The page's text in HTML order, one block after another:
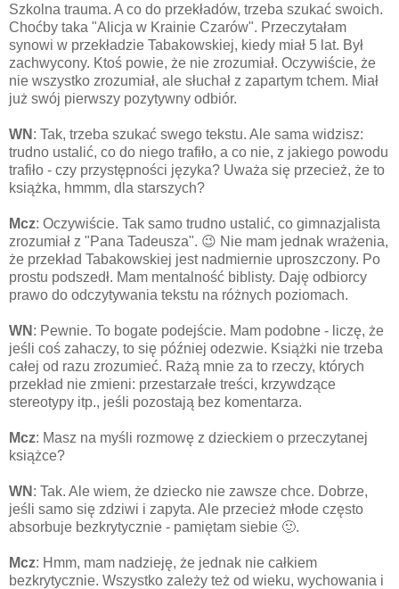
Szkolna trauma. A co do przekładów, trzeba szukać swoich.
Choćby taka "Alicja w Krainie Czarów". Przeczytałam
synowi w przekładzie Tabakowskiej, kiedy miał 5 lat. Był
zachwycony. Ktoś powie, że nie zrozumiał. Oczywiście, że
nie wszystko zrozumiał, ale słuchał z zapartym tchem. Miał
już swój pierwszy pozytywny odbiór.
WN : Tak, trzeba szukać swego tekstu. Ale sama widzisz:
trudno ustalić, co do niego trafiło, a co nie, z jakiego powodu
trafiło - czy przystępności języka? Uważa się przecież, że to
książka, hmmm, dla starszych?
Mcz: Oczywiście. Tak samo trudno ustalić, co gimnazjalista
zrozumiał z "Pana Tadeusza". 😉 Nie mam jednak wrażenia,
że przekład Tabakowskiej jest nadmiernie uproszczony. Po
prostu podszedł. Mam mentalność biblisty. Daję odbiorcy
prawo do odczytywania tekstu na różnych poziomach.
WN : Pewnie. To bogate podejście. Mam podobne - liczę, że
jeśli coś zahaczy, to się później odezwie. Książki nie trzeba
całej od razu zrozumieć. Rażą mnie za to rzeczy, których
przekład nie zmieni: przestarzałe treści, krzywdzące
stereotypy itp., jeśli pozostają bez komentarza.
Mcz: Masz na myśli rozmowę z dzieckiem o przeczytanej
książce?
WN : Tak. Ale wiem, że dziecko nie zawsze chce. Dobrze,
jeśli samo się zdziwi i zapyta. Ale przecież młode często
absorbuje bezkrytycznie - pamiętam siebie 🙂.
Mcz: Hmm, mam nadzieję, że jednak nie całkiem
bezkrytycznie. Wszystko zależy też od wieku, wychowania i